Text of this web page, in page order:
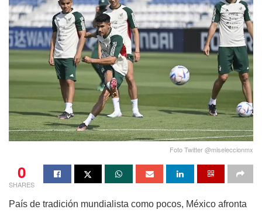
Foto Twitter @miseleccionmx
0
SHARES
País de tradición mundialista como pocos, México afronta